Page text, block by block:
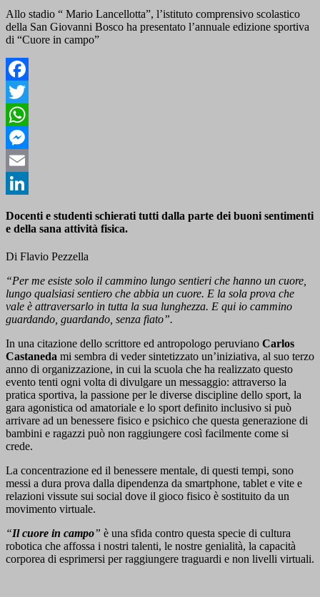
Allo stadio “ Mario Lancellotta”, l’istituto comprensivo scolastico
della San Giovanni Bosco ha presentato l’annuale edizione sportiva
di “Cuore in campo”
Facebook
Twitter
WhatsApp
Messenger
Email
Docenti e studenti schierati tutti dalla parte dei buoni sentimenti
e della sana attività fisica.
Di Flavio Pezzella
“Per me esiste solo il cammino lungo sentieri che hanno un cuore,
lungo qualsiasi sentiero che abbia un cuore. E la sola prova che
vale è attraversarlo in tutta la sua lunghezza. E qui io cammino
guardando, guardando, senza fiato”.
In una citazione dello scrittore ed antropologo peruviano Carlos
Castaneda mi sembra di veder sintetizzato un’iniziativa, al suo terzo
anno di organizzazione, in cui la scuola che ha realizzato questo
evento tenti ogni volta di divulgare un messaggio: attraverso la
pratica sportiva, la passione per le diverse discipline dello sport, la
gara agonistica od amatoriale e lo sport definito inclusivo si può
arrivare ad un benessere fisico e psichico che questa generazione di
bambini e ragazzi può non raggiungere così facilmente come si
crede.
La concentrazione ed il benessere mentale, di questi tempi, sono
messi a dura prova dalla dipendenza da smartphone, tablet e vite e
relazioni vissute sui social dove il gioco fisico è sostituito da un
movimento virtuale.
“Il cuore in campo” è una sfida contro questa specie di cultura
robotica che affossa i nostri talenti, le nostre genialità, la capacità
corporea di esprimersi per raggiungere traguardi e non livelli virtuali.